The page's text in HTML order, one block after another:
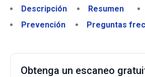
Descripción
Resumen
Prevención
Preguntas
Obtenga un escaneo